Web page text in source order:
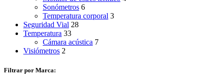
Sonómetros 6
Temperatura corporal 3
Seguridad Vial 28
Temperatura 33
Cámara acústica 7
Visiómetros 2
Filtrar por Marca: